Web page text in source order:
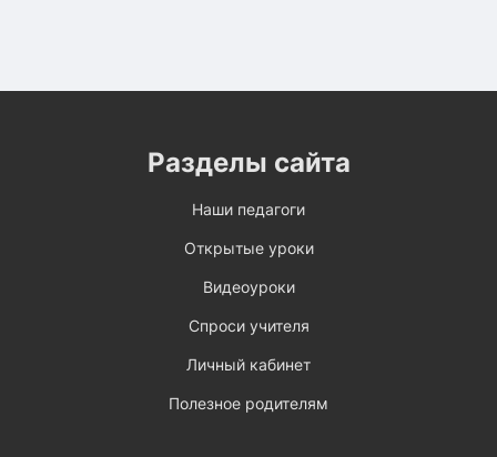
Разделы сайта
Наши педагоги
Открытые уроки
Видеоуроки
Спроси учителя
Личный кабинет
Полезное родителям